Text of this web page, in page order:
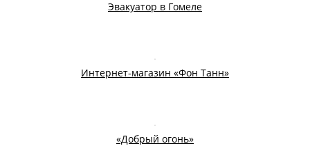
Эвакуатор в Гомеле
Интернет-магазин «Фон Танн»
«Добрый огонь»